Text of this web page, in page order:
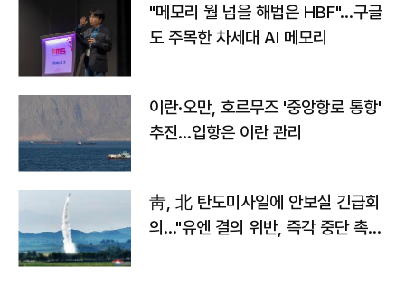
"메모리 월 넘을 해법은 HBF"…구글
도 주목한 차세대 AI 메모리
이란·오만, 호르무즈 '중앙항로 통항'
추진…입항은 이란 관리
靑, 北 탄도미사일에 안보실 긴급회
의…"유엔 결의 위반, 즉각 중단 촉